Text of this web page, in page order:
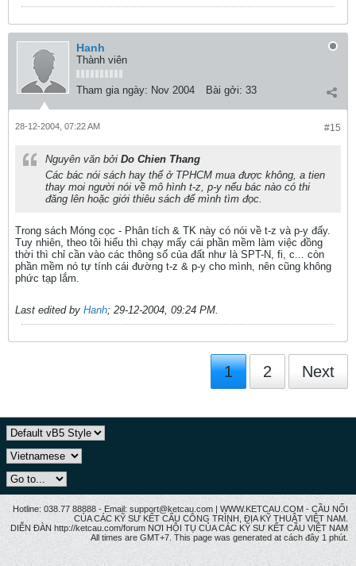
Hanh
Thành viên
Tham gia ngày: Nov 2004 Bài gởi: 33
#15
28-12-2004, 07:22 AM
Nguyên văn bởi Do Chien Thang
Các bác nói sách hay thế ở TPHCM mua được không, a tien
thay moi người nói về mô hình t-z, p-y nếu bác nào có thi
đăng lên hoặc giới thiêu sách để mình tìm đọc.
Trong sách Móng cọc - Phân tích & TK này có nói về t-z và p-y đấy.
Tuy nhiên, theo tôi hiểu thì chạy mấy cái phần mềm làm việc đồng
thời thì chỉ cần vào các thông số của đất như là SPT-N, fi, c... còn
phần mềm nó tự tính cái đường t-z & p-y cho mình, nên cũng không
phức tạp lắm.
Last edited by Hanh; 29-12-2004, 09:24 PM.
1 2 Next
Hotline: 038.77 88888 - Email: support@ketcau.com | WWW.KETCAU.COM - CẦU NỐI
CỦA CÁC KỸ SƯ KẾT CẤU CÔNG TRÌNH, ĐỊA KỸ THUẬT VIỆT NAM.
DIỄN ĐÀN http://ketcau.com/forum NƠI HỘI TỤ CỦA CÁC KỸ SƯ KẾT CÂU VIỆT NAM
All times are GMT+7. This page was generated at cách đây 1 phút.